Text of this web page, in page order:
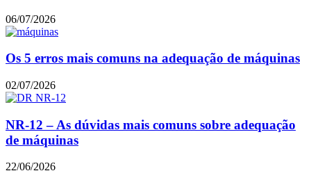
06/07/2026
Os 5 erros mais comuns na adequação de máquinas
02/07/2026
NR-12 – As dúvidas mais comuns sobre adequação
de máquinas
22/06/2026